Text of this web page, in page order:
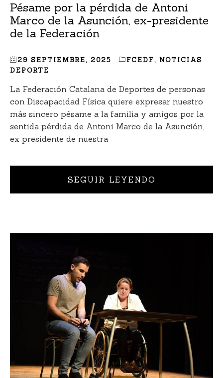
Pésame por la pérdida de Antoni
Marco de la Asunción, ex-presidente
de la Federación
29 SEPTIEMBRE, 2025 FCEDF, NOTICIAS
DEPORTE
La Federación Catalana de Deportes de personas
con Discapacidad Física quiere expresar nuestro
más sincero pésame a la familia y amigos por la
sentida pérdida de Antoni Marco de la Asunción,
ex presidente de nuestra
SEGUIR LEYENDO